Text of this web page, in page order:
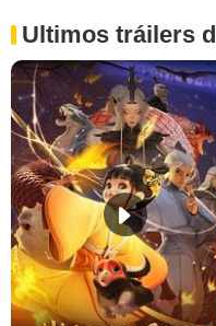
Ultimos tráilers